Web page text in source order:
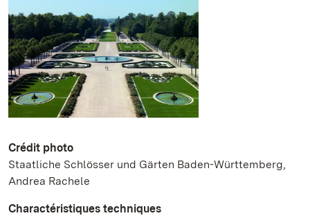
Crédit photo
Staatliche Schlösser und Gärten Baden-Württemberg,
Andrea Rachele
Charactéristiques techniques